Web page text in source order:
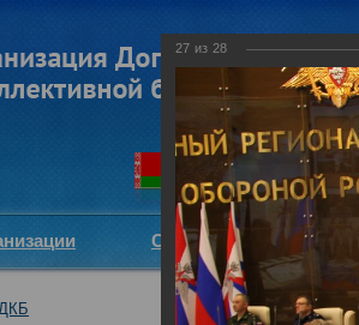
Структура ОДКБ
Участие
27 из 28